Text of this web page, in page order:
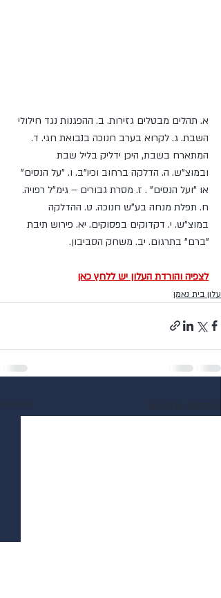
א. תהלים מבטלים גזירות. ב. ההפגנות נגד חילולי
השבת. ג. לקרוא בערב חנוכה בנבואת חגי. ד.
המתארח בשבת, היכן ידליק בליל שבת
ובמוצ"ש. ה. הדלקה ברחוב וכיו"ב. ו. "על הנסים"
או "ועל הנסים" . ז. מסרת גבורים – גימ"ל רפויה.
ח. תפלת מנחה בע"ש חנוכה. ט. ההדלקה
במוצ"ש. י. דקדוקים בפסוקים. יא. פירוש תיבת
"ברם" בתרגום. יב. משחק הסביבון.
לצפיה והורדת העלון יש ללחץ כאן
עלון בית נאמן